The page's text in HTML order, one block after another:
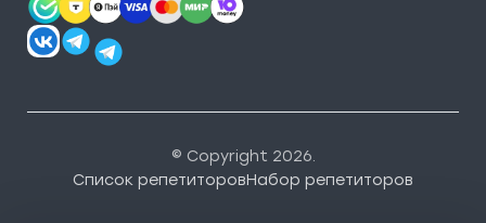
© Copyright 2026.
Список репетиторовНабор репетиторов